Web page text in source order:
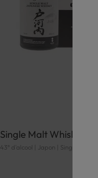
Single Malt Whisky
43° d'alcool | Japon | Single Malt